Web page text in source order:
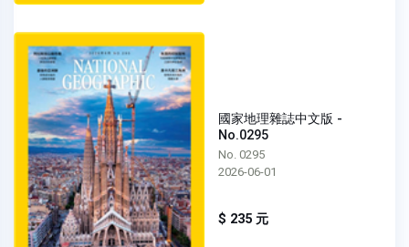
國家地理雜誌中文版 -
No.0295
No. 0295
2026-06-01
$ 235 元